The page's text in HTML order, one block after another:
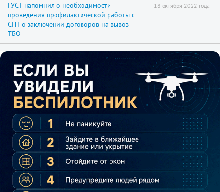
ГУСТ напомнил о необходимости
проведения профилактической работы с
СНТ о заключении договоров на вывоз
ТБО
18 октября 2022 года